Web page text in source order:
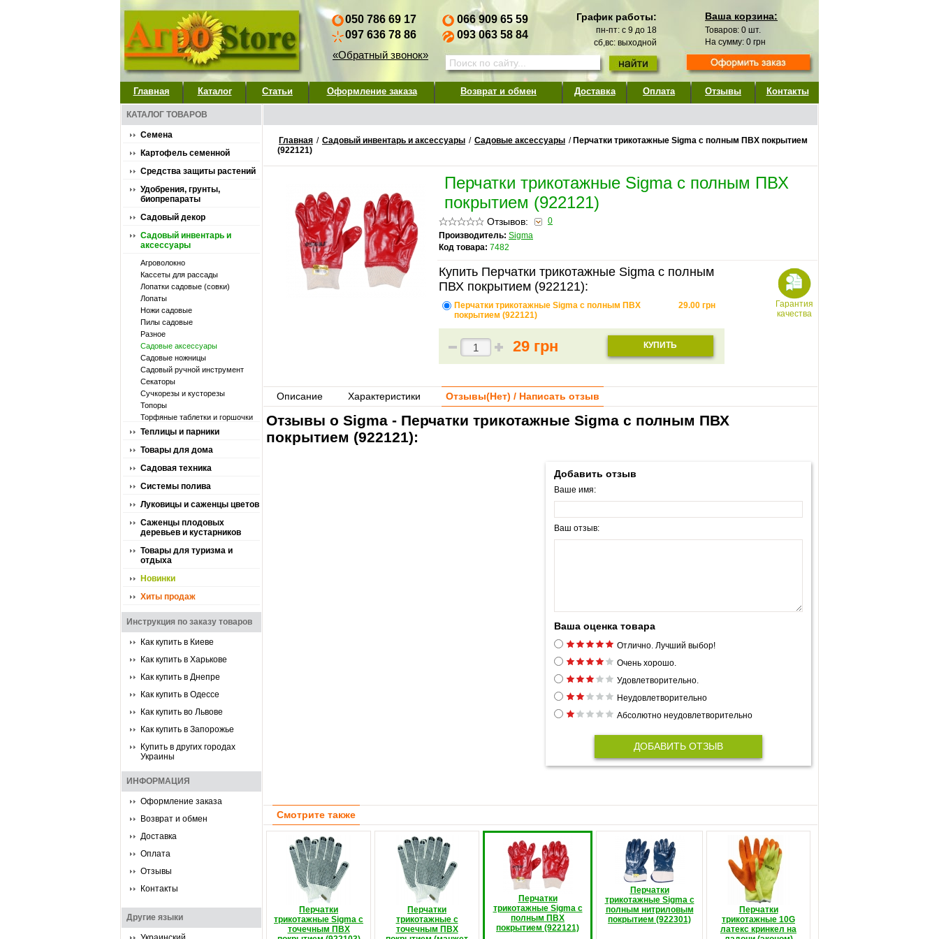
050 786 69 17
097 636 78 86
«Обратный звонок»
066 909 65 59
093 063 58 84
График работы:
пн-пт: с 9 до 18
сб,вс: выходной
Ваша корзина:
Товаров: 0 шт.
На сумму: 0 грн
Главная Каталог Статьи Оформление заказа Возврат и обмен Доставка Оплата Отзывы Контакты
КАТАЛОГ ТОВАРОВ
Семена
Картофель семенной
Средства защиты растений
Удобрения, грунты,
биопрепараты
Садовый декор
Садовый инвентарь и
аксессуары
Агроволокно
Кассеты для рассады
Лопатки садовые (совки)
Лопаты
Ножи садовые
Пилы садовые
Разное
Садовые аксессуары
Садовые ножницы
Садовый ручной инструмент
Секаторы
Сучкорезы и кусторезы
Топоры
Торфяные таблетки и горшочки
Теплицы и парники
Товары для дома
Садовая техника
Системы полива
Луковицы и саженцы цветов
Саженцы плодовых
деревьев и кустарников
Товары для туризма и
отдыха
Новинки
Хиты продаж
Инструкция по заказу товаров
Как купить в Киеве
Как купить в Харькове
Как купить в Днепре
Как купить в Одессе
Как купить во Львове
Как купить в Запорожье
Купить в других городах
Украины
ИНФОРМАЦИЯ
Оформление заказа
Возврат и обмен
Доставка
Оплата
Отзывы
Контакты
Другие языки
Главная / Садовый инвентарь и аксессуары / Садовые аксессуары / Перчатки трикотажные Sigma с полным ПВХ покрытием
(922121)
Перчатки трикотажные Sigma с полным ПВХ
покрытием (922121)
Отзывов:
0
Производитель: Sigma
Код товара: 7482
Купить Перчатки трикотажные Sigma с полным
ПВХ покрытием (922121):
Перчатки трикотажные Sigma с полным ПВХ
покрытием (922121)
29.00 грн
29 грн КУПИТЬ
Гарантия
качества
Описание Характеристики Отзывы(Нет) / Написать отзыв
Отзывы о Sigma - Перчатки трикотажные Sigma с полным ПВХ
покрытием (922121):
Добавить отзыв
Ваше имя:
Ваш отзыв:
Ваша оценка товара
Отлично. Лучший выбор!
Очень хорошо.
Удовлетворительно.
Неудовлетворительно
Абсолютно неудовлетворительно
ДОБАВИТЬ ОТЗЫВ
Смотрите также
Перчатки
трикотажные Sigma с
точечным ПВХ
Перчатки
трикотажные с
точечным ПВХ
Перчатки
трикотажные Sigma с
полным ПВХ
покрытием (922121)
Перчатки
трикотажные Sigma с
полным нитриловым
покрытием (922301)
Перчатки
трикотажные 10G
латекс кринкел на